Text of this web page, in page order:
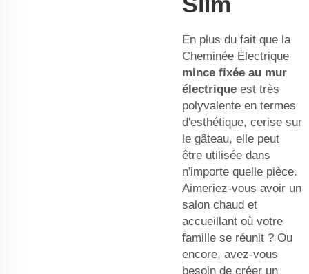
En plus du fait que la
Cheminée Électrique
mince fixée au mur
électrique est très
polyvalente en termes
d'esthétique, cerise sur
le gâteau, elle peut
être utilisée dans
n'importe quelle pièce.
Aimeriez-vous avoir un
salon chaud et
accueillant où votre
famille se réunit ? Ou
encore, avez-vous
besoin de créer un